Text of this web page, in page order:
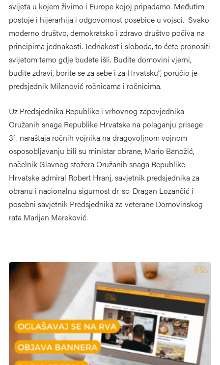
svijeta u kojem živimo i Europe kojoj pripadamo. Međutim
postoje i hijerarhija i odgovornost posebice u vojsci. Svako
moderno društvo, demokratsko i zdravo društvo počiva na
principima jednakosti. Jednakost i sloboda, to ćete pronositi
svijetom tamo gdje budete išli. Budite domovini vjerni,
budite zdravi, borite se za sebe i za Hrvatsku“, poručio je
predsjednik Milanović ročnicama i ročnicima.
Uz Predsjednika Republike i vrhovnog zapovjednika
Oružanih snaga Republike Hrvatske na polaganju prisege
31. naraštaja ročnih vojnika na dragovoljnom vojnom
osposobljavanju bili su ministar obrane, Mario Banožić,
načelnik Glavnog stožera Oružanih snaga Republike
Hrvatske admiral Robert Hranj, savjetnik predsjednika za
obranu i nacionalnu sigurnost dr. sc. Dragan Lozančić i
posebni savjetnik Predsjednika za veterane Domovinskog
rata Marijan Mareković.